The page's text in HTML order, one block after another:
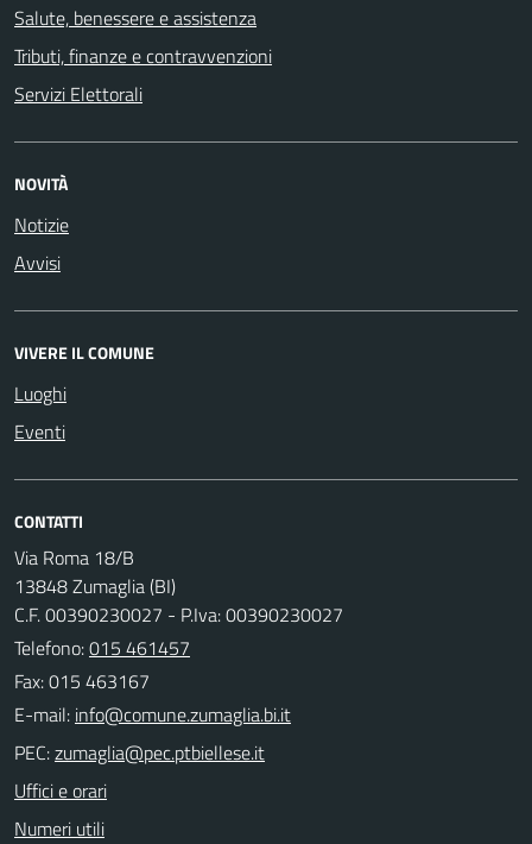
Salute, benessere e assistenza
Tributi, finanze e contravvenzioni
Servizi Elettorali
NOVITÀ
Notizie
Avvisi
VIVERE IL COMUNE
Luoghi
Eventi
CONTATTI
Via Roma 18/B
13848 Zumaglia (BI)
C.F. 00390230027 - P.Iva: 00390230027
Telefono:015 461457
Fax: 015 463167
E-mail:
PEC:
Uffici e orari
Numeri utili